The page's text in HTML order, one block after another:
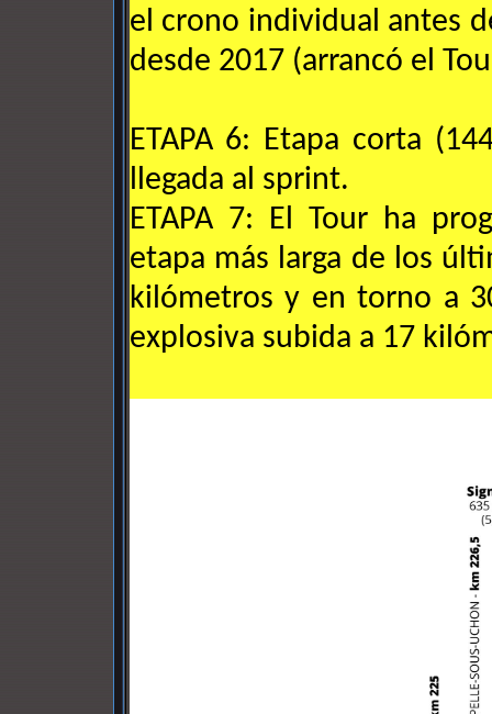
el crono individual antes
desde 2017 (arrancó el
ETAPA 6: Etapa corta
llegada al sprint.
ETAPA 7: El Tour ha
etapa más larga de los
kilómetros y en torno a
explosiva subida a 17